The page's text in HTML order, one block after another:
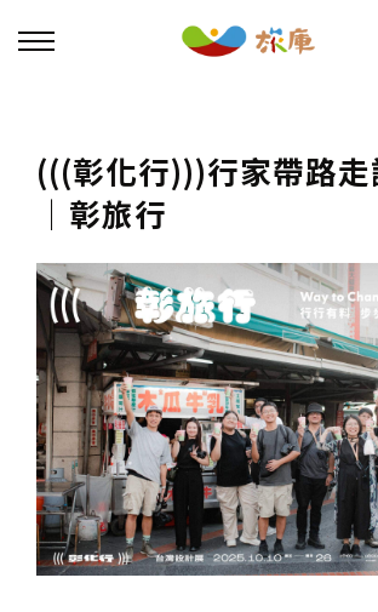
活動報名
講座、體驗與課程
其他活動
(((彰化行)))行家帶路
│彰旅行